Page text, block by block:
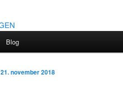
Blog
21. november 2018